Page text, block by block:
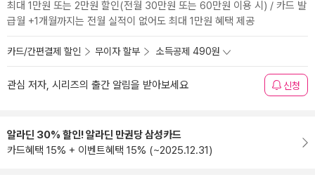
최대 1만원 또는 2만원 할인(전월 30만원 또는 60만원 이용 시) / 카드 발
급월 +1개월까지는 전월 실적이 없어도 최대 1만원 혜택 제공
카드/간편결제 할인 무이자 할부 소득공제 490원
관심 저자, 시리즈의 출간 알림을 받아보세요 신청
알라딘 30% 할인! 알라딘 만권당 삼성카드
카드혜택 15% + 이벤트혜택 15% (~2025.12.31)